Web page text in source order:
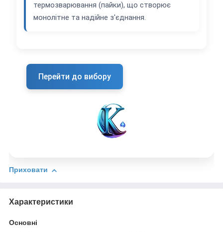
термозварювання (пайки), що створює
монолітне та надійне з'єднання.
Перейти до вибору
Приховати
Характеристики
Основні